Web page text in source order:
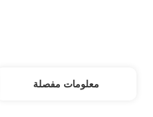
معلومات مفصلة